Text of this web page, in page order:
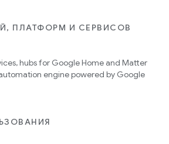
ПЛАТФОРМ И СЕРВИСОВ
hubs for Google Home and Matter
engine powered by Google